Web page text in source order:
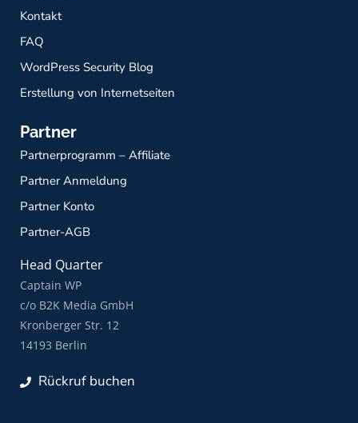
Kontakt
FAQ
WordPress Security Blog
Erstellung von Internetseiten
Partner
Partnerprogramm – Affiliate
Partner Anmeldung
Partner Konto
Partner-AGB
Head Quarter
Captain WP
c/o B2K Media GmbH
Kronberger Str. 12
14193 Berlin
Rückruf buchen